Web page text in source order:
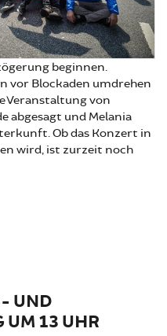
beginnen.
vor Blockaden umdrehen
Veranstaltung von
abgesagt und Melania
Ob das Konzert in
wird, ist zurzeit noch
UND
UM 13 UHR